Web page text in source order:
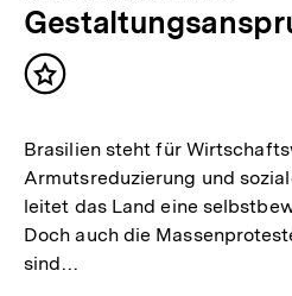
Inhalt
Brasilien steht für
Armutsreduzierung und
leitet das Land eine
Doch auch die
sind…